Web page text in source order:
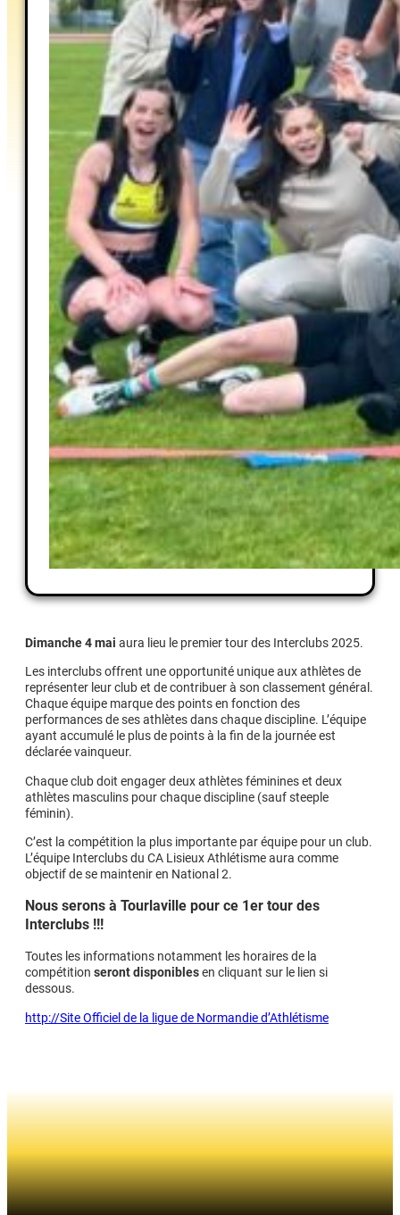
Dimanche 4 mai aura lieu le premier tour des Interclubs 2025.
Les interclubs offrent une opportunité unique aux athlètes de
représenter leur club et de contribuer à son classement général.
Chaque équipe marque des points en fonction des
performances de ses athlètes dans chaque discipline. L’équipe
ayant accumulé le plus de points à la fin de la journée est
déclarée vainqueur.
Chaque club doit engager deux athlètes féminines et deux
athlètes masculins pour chaque discipline (sauf steeple
féminin).
C’est la compétition la plus importante par équipe pour un club.
L’équipe Interclubs du CA Lisieux Athlétisme aura comme
objectif de se maintenir en National 2.
Nous serons à Tourlaville pour ce 1er tour des
Interclubs !!!
Toutes les informations notamment les horaires de la
compétition seront disponiblesen cliquant sur le lien si
dessous.
http://Site Officiel de la ligue de Normandie d’Athlétisme